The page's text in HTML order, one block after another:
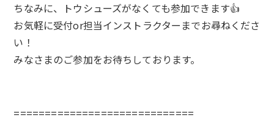
ちなみに、トウシューズがなくても参加できます👍
お気軽に受付or担当インストラクターまでお尋ねくださ
い！
みなさまのご参加をお待ちしております。
=============================